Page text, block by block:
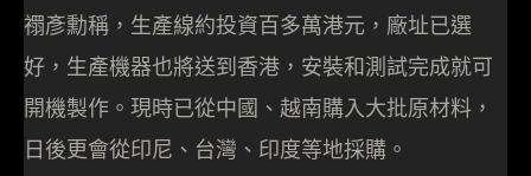
禤彥勳稱，生產線約投資百多萬港元，廠址已選
好，生產機器也將送到香港，安裝和測試完成就可
開機製作。現時已從中國、越南購入大批原材料，
日後更會從印尼、台灣、印度等地採購。